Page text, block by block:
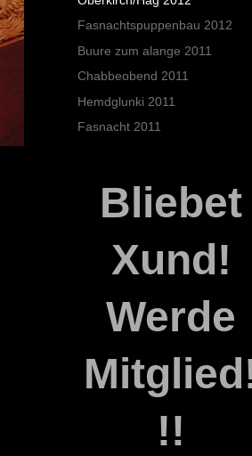
Fasnachtspuppenbau 2012
Buure zum alange 2011
Chabbeobend 2011
Hemdglunki 2011
Fasnacht 2011
Bliebet
Xund!
Werde
!!